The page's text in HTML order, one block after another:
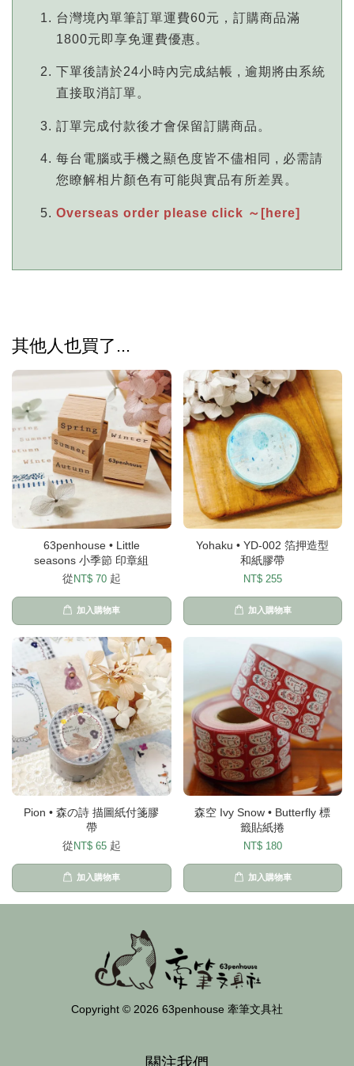
台灣境內單筆訂單運費60元，訂購商品滿
1800元即享免運費優惠。
下單後請於24小時內完成結帳 , 逾期將由系統
直接取消訂單。
訂單完成付款後才會保留訂購商品。
每台電腦或手機之顯色度皆不儘相同 , 必需請
您瞭解相片顏色有可能與實品有所差異。
Overseas order please click ～[here]
其他人也買了...
63penhouse • Little
seasons 小季節 印章組
從 NT$ 70 起
加入購物車
Yohaku • YD-002 箔押造型
和紙膠帶
NT$ 255
加入購物車
Pion • 森の詩 描圖紙付箋膠
帶
從 NT$ 65 起
加入購物車
森空 Ivy Snow • Butterfly 標
籤貼紙捲
NT$ 180
加入購物車
Copyright © 2026 63penhouse 牽筆文具社